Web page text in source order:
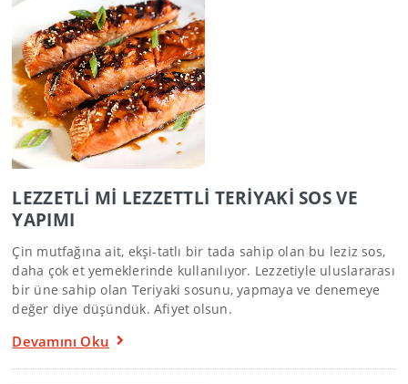
LEZZETLİ Mİ LEZZETTLİ TERİYAKİ SOS VE
YAPIMI
Çin mutfağına ait, ekşi-tatlı bir tada sahip olan bu leziz sos,
daha çok et yemeklerinde kullanılıyor. Lezzetiyle uluslararası
bir üne sahip olan Teriyaki sosunu, yapmaya ve denemeye
değer diye düşündük. Afiyet olsun.
Devamını Oku